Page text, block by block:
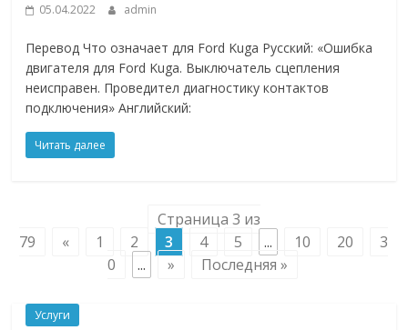
05.04.2022 admin
Перевод Что означает для Ford Kuga Русский: «Ошибка
двигателя для Ford Kuga. Выключатель сцепления
неисправен. Проведител диагностику контактов
подключения» Английский:
Читать далее
Страница 3 из
79
« 1 2 3 4 5 ... 10 20
3
0
... » Последняя »
Услуги